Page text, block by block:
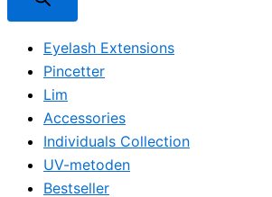
Eyelash Extensions
Pincetter
Lim
Accessories
Individuals Collection
UV-metoden
Bestseller